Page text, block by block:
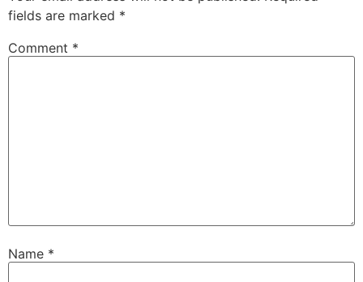
fields are marked *
Comment *
Name *